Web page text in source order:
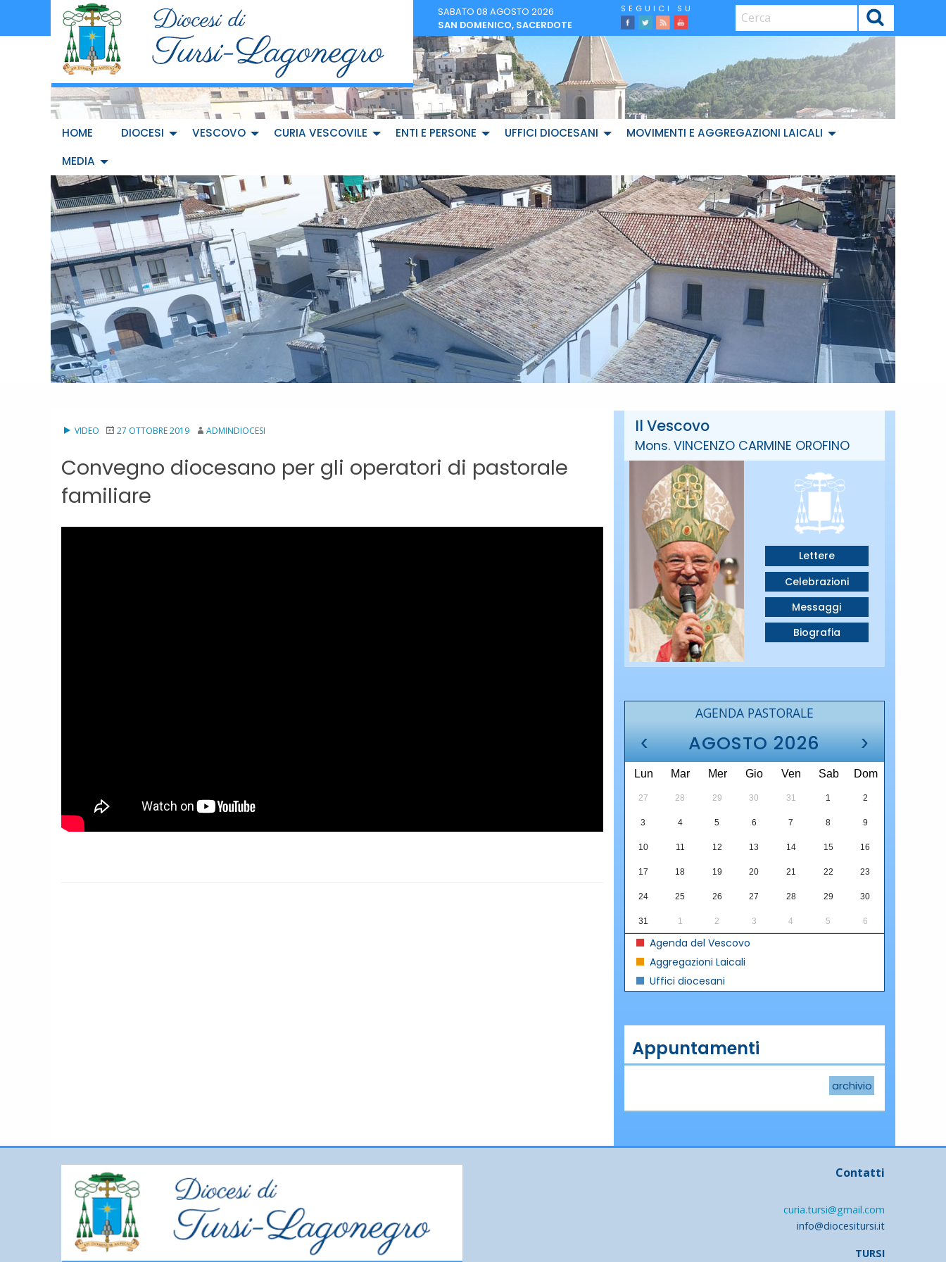
SABATO 08 AGOSTO 2026
SAN DOMENICO, SACERDOTE
facebook
Twitter
FeedYoutube
CERCA
HOME DIOCESI VESCOVO CURIA VESCOVILE ENTI E PERSONE UFFICI DIOCESANI
MOVIMENTI E AGGREGAZIONI LAICALI
MEDIA
VIDEO 27 OTTOBRE 2019 ADMINDIOCESI
Convegno diocesano per gli operatori di pastorale
familiare
Il Vescovo
Mons. VINCENZO CARMINE OROFINO
Lettere
Celebrazioni
Messaggi
Biografia
AGENDA PASTORALE
‹ AGOSTO 2026 ›
Lun Mar Mer Gio Ven Sab Dom
27 28 29 30 31 1 2
3 4 5 6 7 8 9
10 11 12 13 14 15 16
17 18 19 20 21 22 23
24 25 26 27 28 29 30
31 1 2 3 4 5 6
Agenda del Vescovo
Aggregazioni Laicali
Uffici diocesani
Appuntamenti
archivio
Contatti
curia.tursi@gmail.com
info@diocesitursi.it
TURSI